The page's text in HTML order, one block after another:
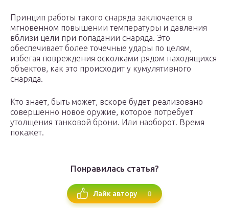
Принцип работы такого снаряда заключается в
мгновенном повышении температуры и давления
вблизи цели при попадании снаряда. Это
обеспечивает более точечные удары по целям,
избегая повреждения осколками рядом находящихся
объектов, как это происходит у кумулятивного
снаряда.
Кто знает, быть может, вскоре будет реализовано
совершенно новое оружие, которое потребует
утолщения танковой брони. Или наоборот. Время
покажет.
Понравилась статья?
Лайк автору 0